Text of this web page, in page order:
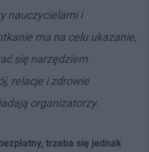
nauczycielami i
ma na celu ukazanie,
się narzędziem
relacje i zdrowie
organizatorzy.
trzeba się jednak